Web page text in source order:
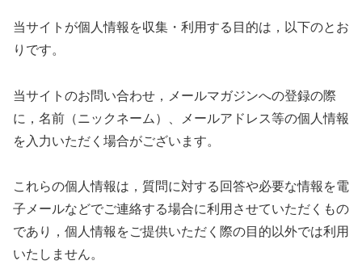
当サイトが個人情報を収集・利用する目的は，以下のとお
りです。
当サイトのお問い合わせ，メールマガジンへの登録の際
に，名前（ニックネーム）、メールアドレス等の個人情報
を入力いただく場合がございます。
これらの個人情報は，質問に対する回答や必要な情報を電
子メールなどでご連絡する場合に利用させていただくもの
であり，個人情報をご提供いただく際の目的以外では利用
いたしません。